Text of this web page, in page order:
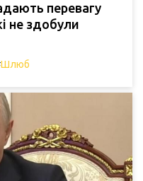
перевагу
не здобули
Шлюб